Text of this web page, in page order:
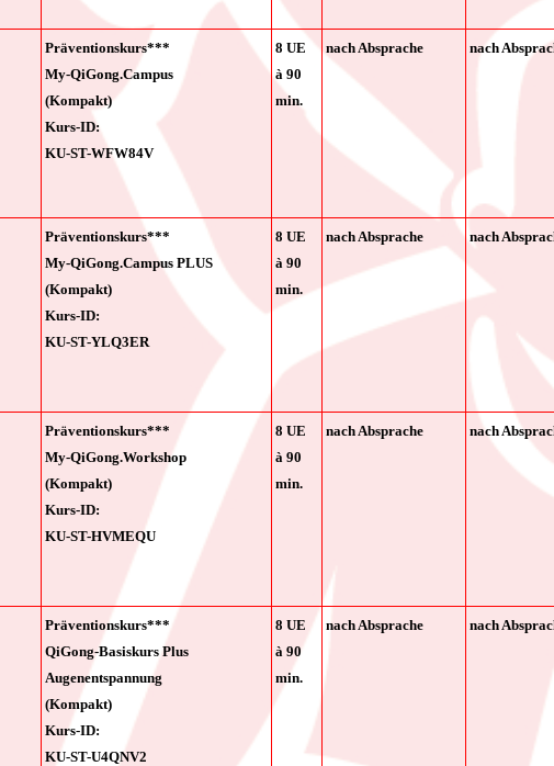
Präventionskurs***
My-QiGong.Campus
(Kompakt)
Kurs-ID:
KU-ST-WFW84V
8 UE
à 90
min.
nach Absprache nach
Präventionskurs***
My-QiGong.Campus PLUS
(Kompakt)
Kurs-ID:
KU-ST-YLQ3ER
8 UE
à 90
min.
nach Absprache nach
Präventionskurs***
My-QiGong.Workshop
(Kompakt)
Kurs-ID:
KU-ST-HVMEQU
8 UE
à 90
min.
nach Absprache nach
Präventionskurs***
QiGong-Basiskurs Plus
Augenentspannung
(Kompakt)
Kurs-ID:
KU-ST-U4QNV2
8 UE
à 90
min.
nach Absprache nach